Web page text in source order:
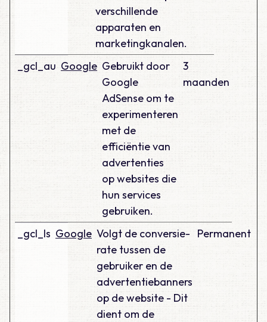
verschillende
apparaten en
marketingkanalen.
_gcl_au Google Gebruikt door
Google
AdSense om te
experimenteren
met de
efficiëntie van
advertenties
op websites die
hun services
gebruiken.
3
maanden
_gcl_ls Google Volgt de conversie-
rate tussen de
gebruiker en de
advertentiebanners
op de website - Dit
dient om de
Permanent